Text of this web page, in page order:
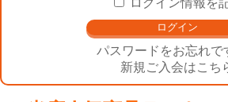
ログイン情報を
パスワードをお忘れで
新規ご入会はこち